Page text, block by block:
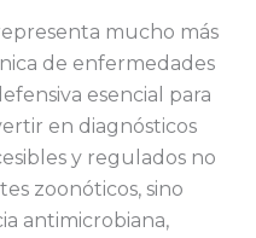
mucho más
de enfermedades
esencial para
en diagnósticos
y regulados no
zoonóticos, sino
antimicrobiana,